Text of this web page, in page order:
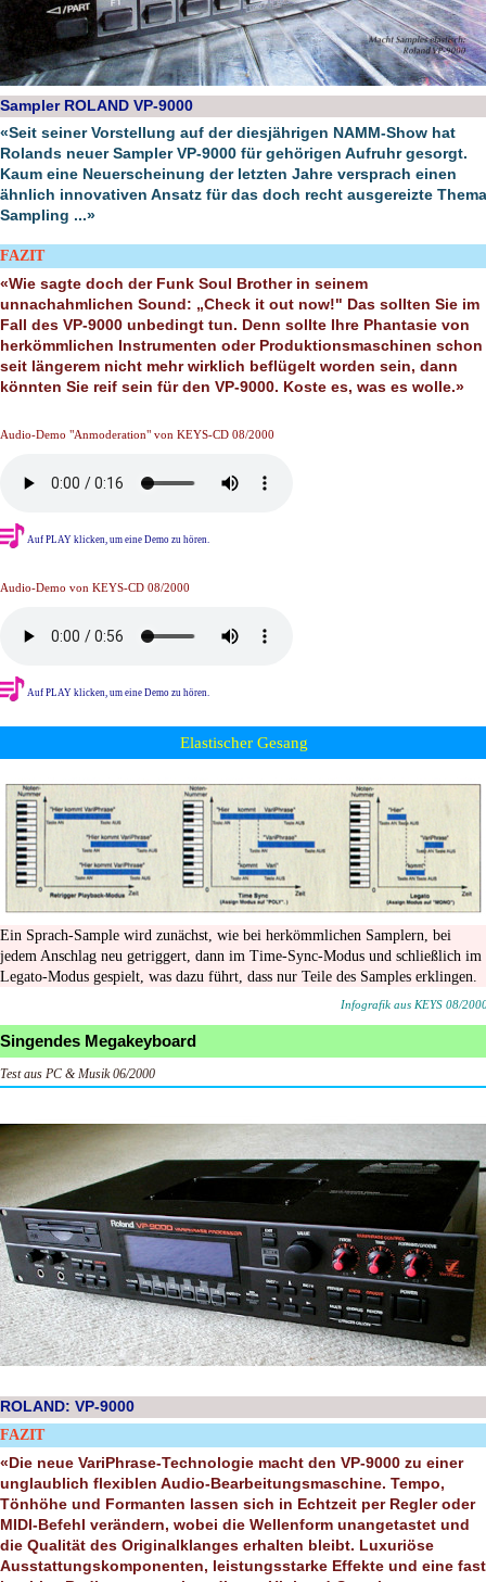
Sampler ROLAND VP-9000
«Seit seiner Vorstellung auf der diesjährigen NAMM-Show hat
Rolands neuer Sampler VP-9000 für gehörigen Aufruhr gesorgt.
Kaum eine Neuerscheinung der letzten Jahre versprach einen
ähnlich innovativen Ansatz für das doch recht ausgereizte Thema
Sampling ...»
FAZIT
«Wie sagte doch der Funk Soul Brother in seinem
unnachahmlichen Sound: „Check it out now!" Das sollten Sie im
Fall des VP-9000 unbedingt tun. Denn sollte Ihre Phantasie von
herkömmlichen Instrumenten oder Produktionsmaschinen schon
seit längerem nicht mehr wirklich beflügelt worden sein, dann
könnten Sie reif sein für den VP-9000. Koste es, was es wolle.»
Audio-Demo "Anmoderation" von KEYS-CD 08/2000
Auf PLAY klicken, um eine Demo zu hören.
Audio-Demo von KEYS-CD 08/2000
Auf PLAY klicken, um eine Demo zu hören.
Elastischer Gesang
Ein Sprach-Sample wird zunächst, wie bei herkömmlichen Samplern, bei
jedem Anschlag neu getriggert, dann im Time-Sync-Modus und schließlich im
Legato-Modus gespielt, was dazu führt, dass nur Teile des Samples erklingen.
Infografik aus KEYS 08/
Singendes Megakeyboard
Test aus PC & Musik 06/2000
ROLAND: VP-9000
FAZIT
«Die neue VariPhrase-Technologie macht den VP-9000 zu einer
unglaublich flexiblen Audio-Bearbeitungsmaschine. Tempo,
Tönhöhe und Formanten lassen sich in Echtzeit per Regler oder
MIDI-Befehl verändern, wobei die Wellenform unangetastet und
die Qualität des Originalklanges erhalten bleibt. Luxuriöse
Ausstattungskomponenten, leistungsstarke Effekte und eine fast